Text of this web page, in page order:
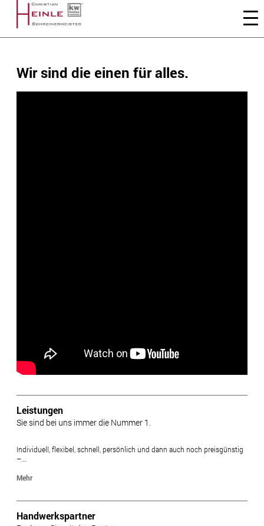
Wir sind die einen für alles.
Leistungen
Sie sind bei uns immer die Nummer 1.
Individuell, flexibel, schnell, persönlich und dann auch noch preisgünstig
–...
Mehr
Handwerkspartner